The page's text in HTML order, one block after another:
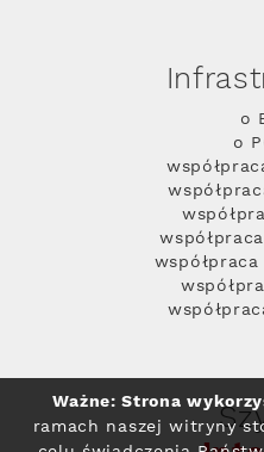
o
o
współpraca
Ważne: Strona
ramach naszej witryny